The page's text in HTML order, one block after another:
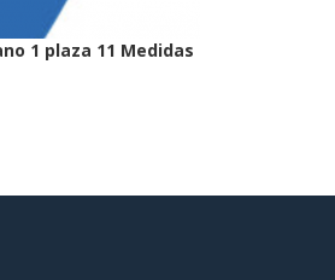
1 plaza 11 Medidas